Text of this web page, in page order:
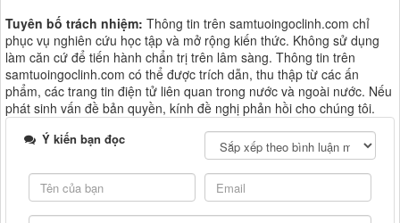
Tuyên bố trách nhiệm: Thông tin trên samtuoingoclinh.com chỉ
phục vụ nghiên cứu học tập và mở rộng kiến thức. Không sử dụng
làm căn cứ để tiến hành chẩn trị trên lâm sàng. Thông tin trên
samtuoingoclinh.com có thể được trích dẫn, thu thập từ các ấn
phẩm, các trang tin điện tử liên quan trong nước và ngoài nước. Nếu
phát sinh vấn đề bản quyền, kính đề nghị phản hồi cho chúng tôi.
Ý kiến bạn đọc